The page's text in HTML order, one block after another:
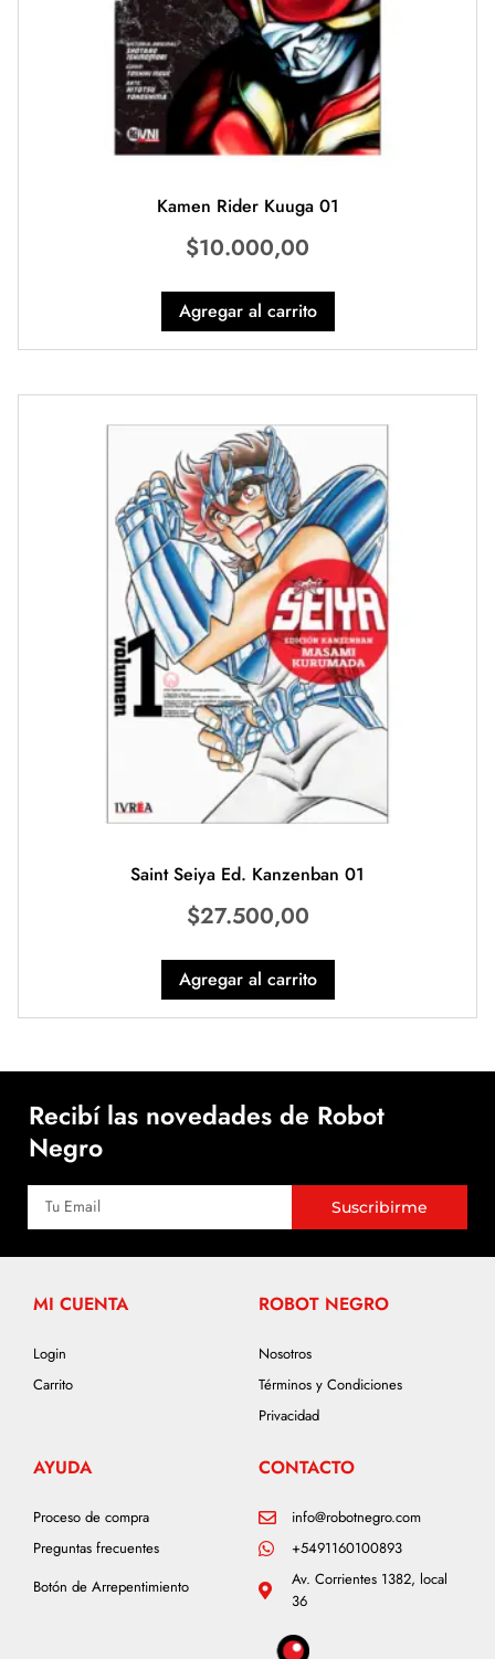
Kamen Rider Kuuga 01
$10.000,00
Agregar al carrito
Saint Seiya Ed. Kanzenban 01
$27.500,00
Agregar al carrito
Recibí las novedades de Robot
Negro
Suscribirme
MI CUENTA
Login
Carrito
ROBOT NEGRO
Nosotros
Términos y Condiciones
Privacidad
AYUDA
Proceso de compra
Preguntas frecuentes
Botón de Arrepentimiento
CONTACTO
info@robotnegro.com
+5491160100893
Av. Corrientes 1382, local
36